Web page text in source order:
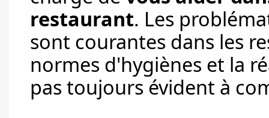
restaurant. Les
sont courantes dans les
normes d'hygiènes et la
pas toujours évident à